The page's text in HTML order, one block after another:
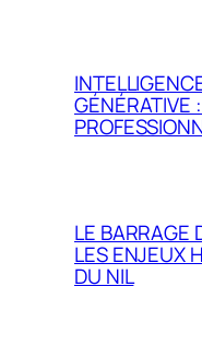
GÉNÉRATIVE
LE BARRAGE
LES ENJEUX
DU NIL